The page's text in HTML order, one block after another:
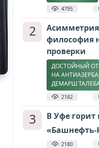
4795
2
Асимметрия
философия
проверки
ДОСТОЙНЫЙ
НА
ДЕМАРШ
2182
3
В Уфе горит
«Башнефть-
2180